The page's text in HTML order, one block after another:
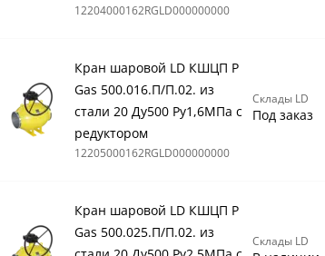
12204000162RGLD000000000
Кран шаровой LD КШЦП Р
Gas 500.016.П/П.02. из
стали 20 Ду500 Ру1,6МПа с
редуктором
12205000162RGLD000000000
Склады LD
Под заказ
Кран шаровой LD КШЦП Р
Gas 500.025.П/П.02. из
Склады LD